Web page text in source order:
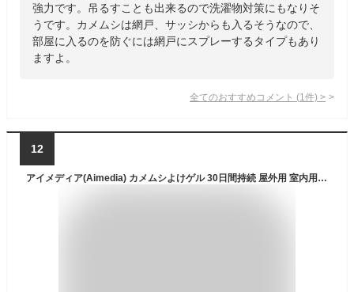
強力です。吊るすことも出来るので洗濯物対策にもなりそ
うです。カメムシは網戸、サッシからも入るそうなので、
部屋に入るのを防ぐには網戸にスプレーするタイプもあり
ますよ。
全てのおすすめコメント (1 件) >
12
アイメディア(Aimedia) カメムシよけゲル 30日間持続 屋外用 室内用 ベランダ 吊り下げ 置き型 殺虫成分不使用 ナチュラルミント 日本製